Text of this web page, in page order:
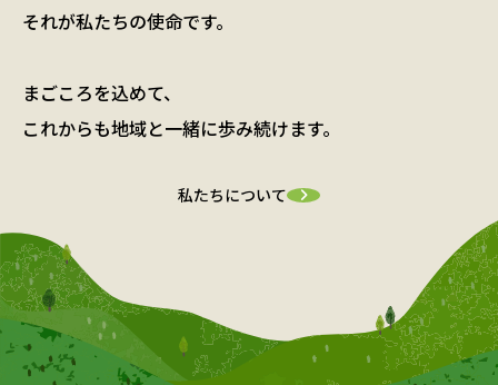
それが私たちの使命です。
まごころを込めて、
これからも地域と一緒に歩み続けます。
私たちについて